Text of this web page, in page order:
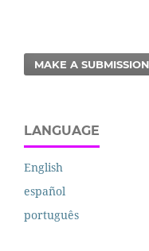
MAKE A SUBMISSION
LANGUAGE
English
español
português